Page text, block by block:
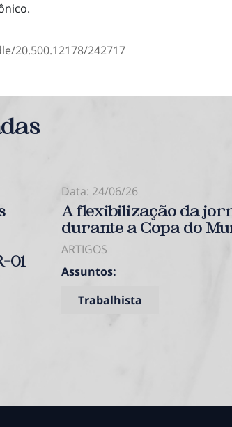
20.500.12178/242717
01
Data: 24/06/26
A flexibilização da
durante a Copa do
ARTIGOS
Assuntos:
Trabalhista